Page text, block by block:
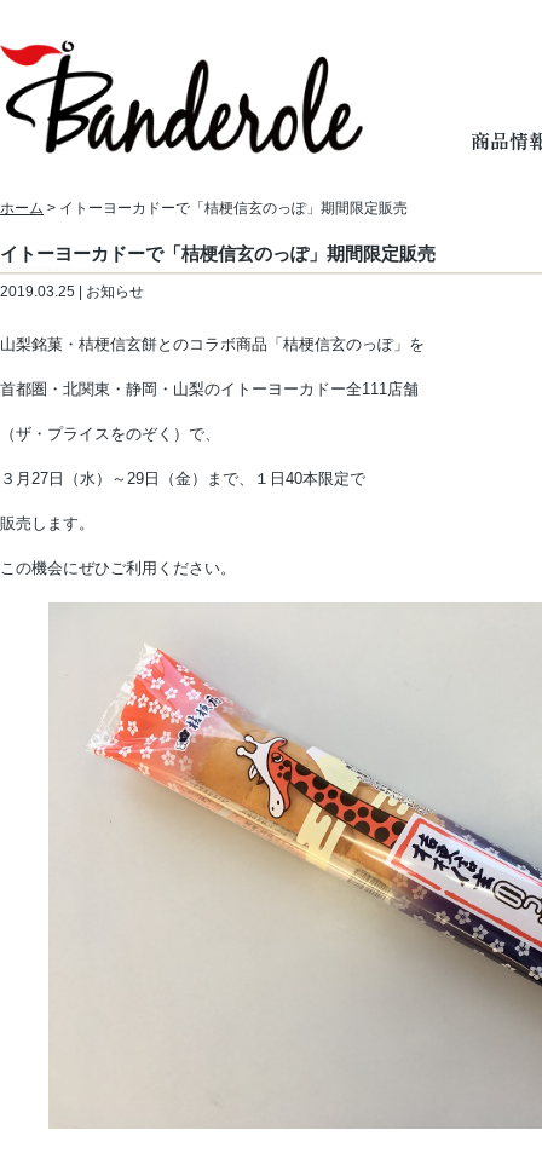
ホーム > イトーヨーカドーで「桔梗信玄のっぽ」期間限定販売
イトーヨーカドーで「桔梗信玄のっぽ」期間限定販売
2019.03.25 | お知らせ
山梨銘菓・桔梗信玄餅とのコラボ商品「桔梗信玄のっぽ」を
首都圏・北関東・静岡・山梨のイトーヨーカドー全111店舗
（ザ・プライスをのぞく）で、
３月27日（水）～29日（金）まで、１日40本限定で
販売します。
この機会にぜひご利用ください。